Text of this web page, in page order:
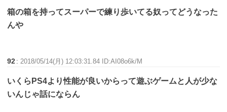
箱の箱を持ってスーパーで練り歩いてる奴ってどうなった
んや
92 : 2018/05/14(月) 12:03:31.84 ID:AI08o6k/M
いくらPS4より性能が良いからって遊ぶゲームと人が少な
いんじゃ話にならん